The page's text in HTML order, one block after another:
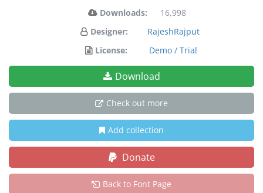
Downloads:
16,998
Designer:
RajeshRajput
License:
Demo / Trial
Download
Check out more
Add collection
Donate
Back to Font Page